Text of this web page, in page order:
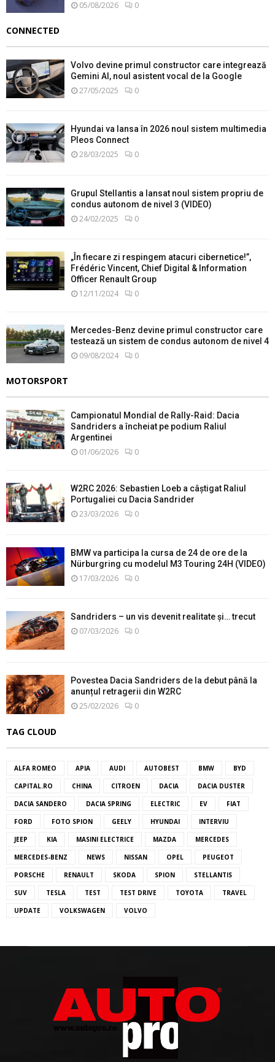
05/08/2026 0
CONNECTED
Volvo devine primul constructor care integrează
Gemini AI, noul asistent vocal de la Google
27/05/2025 0
Hyundai va lansa în 2026 noul sistem multimedia
Pleos Connect
28/03/2025 0
Grupul Stellantis a lansat noul sistem propriu de
condus autonom de nivel 3 (VIDEO)
24/02/2025 0
„În fiecare zi respingem atacuri cibernetice!”,
Frédéric Vincent, Chief Digital & Information
Officer Renault Group
12/11/2024 0
Mercedes-Benz devine primul constructor care
testează un sistem de condus autonom de nivel 4
09/08/2024 0
MOTORSPORT
Campionatul Mondial de Rally-Raid: Dacia
Sandriders a încheiat pe podium Raliul
Argentinei
01/06/2026 0
W2RC 2026: Sebastien Loeb a câștigat Raliul
Portugaliei cu Dacia Sandrider
23/03/2026 0
BMW va participa la cursa de 24 de ore de la
Nürburgring cu modelul M3 Touring 24H (VIDEO)
17/03/2026 0
Sandriders – un vis devenit realitate și… trecut
07/03/2026 0
Povestea Dacia Sandriders de la debut până la
anunțul retragerii din W2RC
25/02/2026 0
TAG CLOUD
ALFA ROMEO APIA AUDI AUTOBEST BMW BYD
CAPITAL.RO CHINA CITROEN DACIA DACIA DUSTER
DACIA SANDERO DACIA SPRING ELECTRIC EV FIAT
FORD FOTO SPION GEELY HYUNDAI INTERVIU
JEEP KIA MASINI ELECTRICE MAZDA MERCEDES
MERCEDES-BENZ NEWS NISSAN OPEL PEUGEOT
PORSCHE RENAULT SKODA SPION STELLANTIS
SUV TESLA TEST TEST DRIVE TOYOTA TRAVEL
UPDATE VOLKSWAGEN VOLVO